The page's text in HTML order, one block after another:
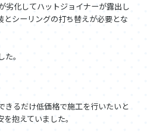
劣化してハットジョイナーが露出し
とシーリングの打ち替えが必要とな
。
きるだけ低価格で施工を行いたいと
抱えていました。